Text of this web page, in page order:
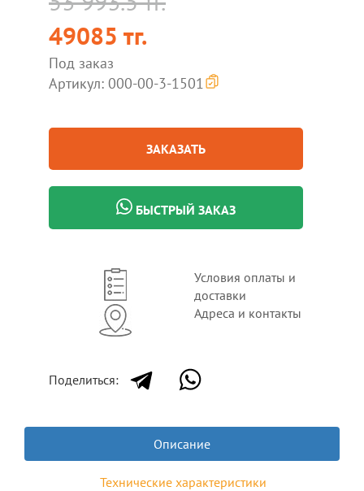
49085 тг.
Под заказ
Артикул: 000-00-3-1501
ЗАКАЗАТЬ
БЫСТРЫЙ ЗАКАЗ
Условия оплаты и
доставки
Адреса и контакты
Поделиться:
Описание
Технические характеристики